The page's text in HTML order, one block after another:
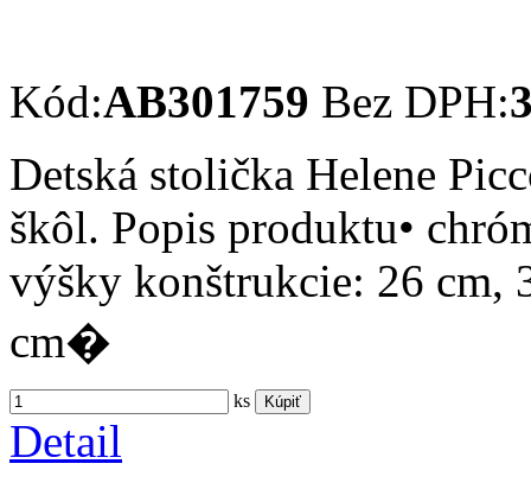
Kód:AB301759 Bez DPH:
Detská stolička Helene
škôl. Popis produktu•
výšky konštrukcie: 26 cm,
cm�
ks Kúpiť
Detail